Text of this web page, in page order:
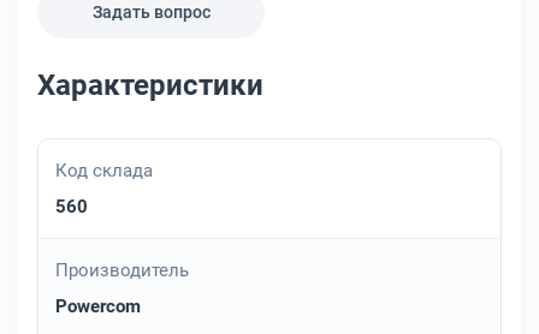
Задать вопрос
Характеристики
Код склада
560
Производитель
Powercom